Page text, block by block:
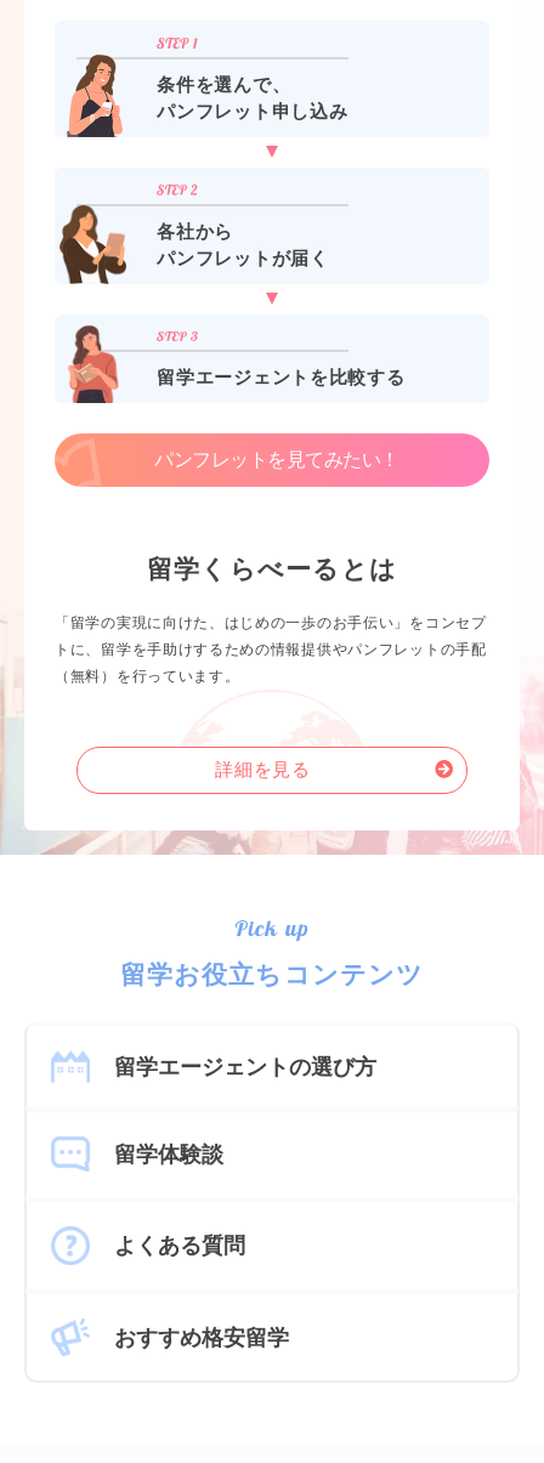
条件を選んで、
パンフレット申し込み
各社から
パンフレットが届く
留学エージェントを比較する
パンフレットを見てみたい！
留学くらべーるとは
「留学の実現に向けた、はじめの一歩のお手伝い」をコンセプ
トに、留学を手助けするための情報提供やパンフレットの手配
（無料）を行っています。
詳細を見る
Pick up
留学お役立ちコンテンツ
留学エージェントの選び方
留学体験談
よくある質問
おすすめ格安留学